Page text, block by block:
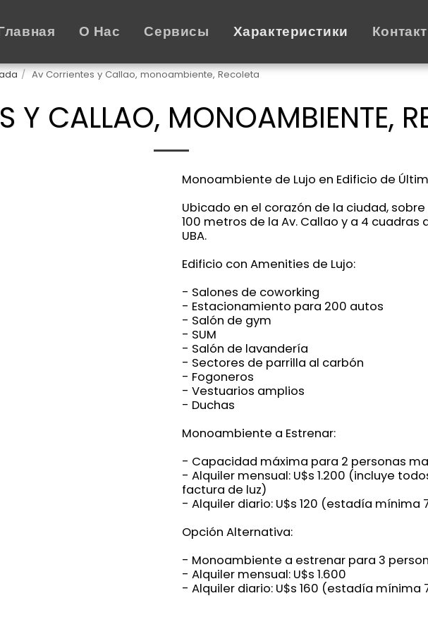
О Нас Сервисы Характеристики Контакт
Av Corrientes y Callao, monoambiente, Recoleta
Y CALLAO, MONOAMBIENTE,
Monoambiente de Lujo en Edificio de
Ubicado en el corazón de la ciudad,
100 metros de la Av. Callao y a 4 cuadras
UBA.
Edificio con Amenities de Lujo:
- Salones de coworking
- Estacionamiento para 200 autos
- Salón de gym
- SUM
- Salón de lavandería
- Sectores de parrilla al carbón
- Fogoneros
- Vestuarios amplios
- Duchas
Monoambiente a Estrenar:
- Capacidad máxima para 2 personas
- Alquiler mensual: U$s 1.200 (incluye
factura de luz)
- Alquiler diario: U$s 120 (estadía mínima
Opción Alternativa:
- Monoambiente a estrenar para 3
- Alquiler mensual: U$s 1.600
- Alquiler diario: U$s 160 (estadía mínima